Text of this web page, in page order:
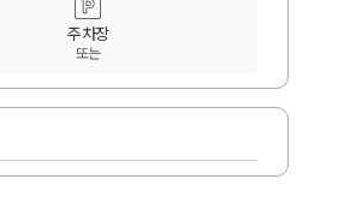
주차장
또는